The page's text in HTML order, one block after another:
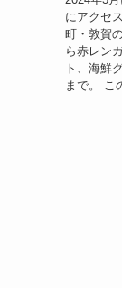
にアクセ
町・敦賀
ら赤レン
ト、海鮮
まで。 こ